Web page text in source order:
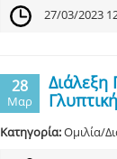
27/03/2023
28
Μαρ
Διάλεξη
Κατηγορία:Ομιλία/